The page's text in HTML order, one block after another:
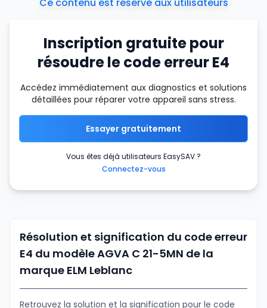
Inscription gratuite pour
résoudre le code erreur E4
Accédez immédiatement aux diagnostics et solutions
détaillées pour réparer votre appareil sans stress.
Essayer gratuitement
Vous êtes déjà utilisateurs EasySAV ?
Connectez-vous
Résolution et signification du code erreur
E4 du modèle AGVA C 21-5MN de la
marque ELM Leblanc
Retrouvez la solution et la signification pour le code